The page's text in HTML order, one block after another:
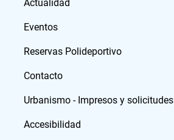
Actualidad
Eventos
Reservas Polideportivo
Contacto
Urbanismo - Impresos y solicitudes
Accesibilidad